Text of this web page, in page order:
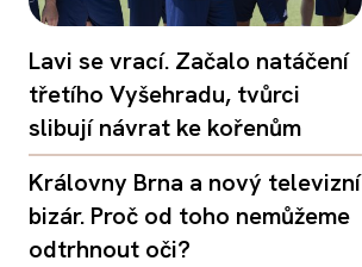
Lavi se vrací. Začalo natáčení
třetího Vyšehradu, tvůrci
slibují návrat ke kořenům
Královny Brna a nový televizní
bizár. Proč od toho nemůžeme
odtrhnout oči?